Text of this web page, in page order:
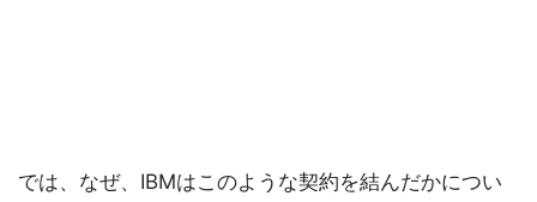
では、なぜ、IBMはこのような契約を結んだかについ